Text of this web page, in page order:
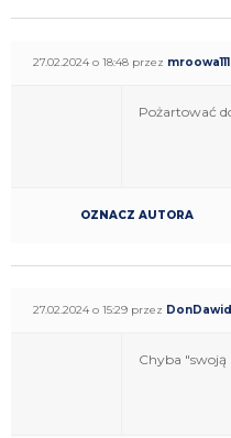
27.02.2024 o 18:48 przez mroowa111
Pożartować
OZNACZ AUTORA
27.02.2024 o 15:29 przez
Chyba "swoją